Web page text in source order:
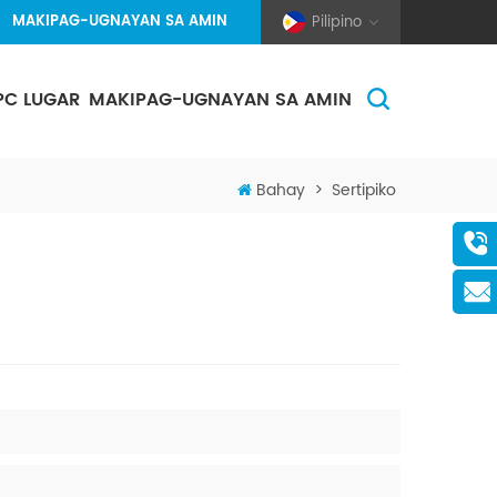
Pilipino
MAKIPAG-UGNAYAN SA AMIN
LUGAR MAKIPAG-UGNAYAN SA AMIN
Bahay > Sertipiko